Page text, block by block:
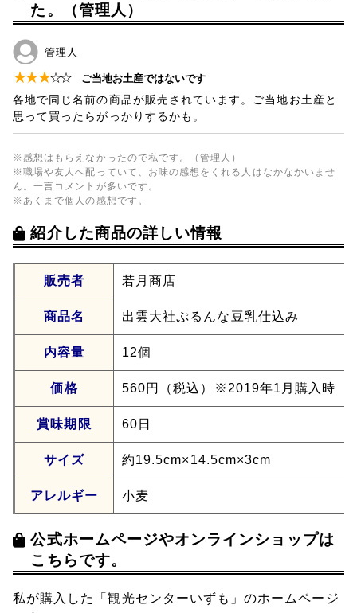
た。（管理人）
管理人
★★★☆☆ ご当地お土産ではないです
各地で同じ名前の商品が販売されています。ご当地お土産と
思って買ったらがっかりするかも。
※感想はもらえなかったので私です。（管理人）
※職場や友人へ配っていて、お味の感想をくれる人はなかなかいませ
ん。一言コメントが多いです。
※あくまで個人の感想です。
紹介した商品の詳しい情報
販売者 若月商店
商品名 出雲大社ぷるんな豆乳仕込み
内容量 12個
価格 560円（税込）※2019年1月購入時
賞味期限 60日
サイズ 約19.5cm×14.5cm×3cm
アレルギー 小麦
公式ホームページやオンラインショップは
こちらです。
私が購入した「観光センターいずも」のホームページ